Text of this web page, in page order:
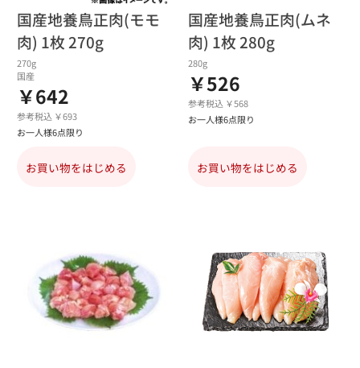
国産地養鳥正肉(モモ
肉) 1枚 270g
270g
国産
￥642
参考税込 ￥693
お一人様6点限り
お買い物をはじめる
国産地養鳥正肉(ムネ
肉) 1枚 280g
280g
￥526
参考税込 ￥568
お一人様6点限り
お買い物をはじめる